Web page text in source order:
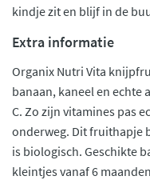
kindje zit en blijf in de
Extra informatie
Organix Nutri Vita
banaan, kaneel en echte
C. Zo zijn vitamines pas
onderweg. Dit fruithapje
is biologisch. Geschikte
kleintjes vanaf 6